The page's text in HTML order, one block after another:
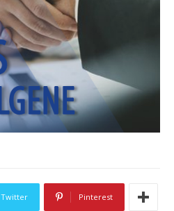
Twitter Pinterest